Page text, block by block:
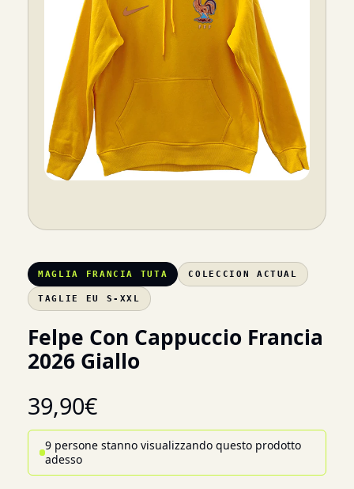
MAGLIA FRANCIA TUTA COLECCION ACTUAL
TAGLIE EU S-XXL
Felpe Con Cappuccio Francia
2026 Giallo
39,90€
9 persone stanno visualizzando questo prodotto
adesso